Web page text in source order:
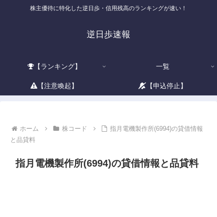
株主優待に特化した逆日歩・信用残高のランキングが速い！
逆日歩速報
【ランキング】 一覧
【注意喚起】 【申込停止】
ホーム 株コード
指月電機製作所(6994)の貸借情報
と品貸料
指月電機製作所(6994)の貸借情報と品貸料